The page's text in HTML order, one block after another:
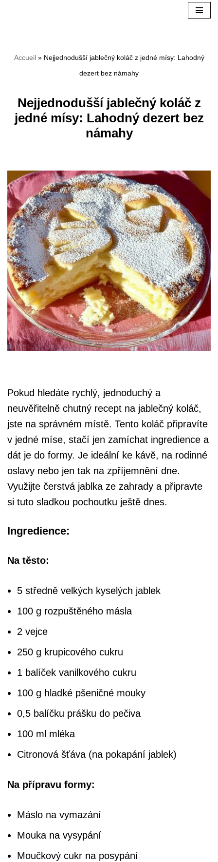
contenu
Accueil» Nejjednodušší jablečný koláč z jedné mísy: Lahodný
dezert bez námahy
Nejjednodušší jablečný koláč z
jedné mísy: Lahodný dezert bez
námahy
Pokud hledáte rychlý, jednoduchý a
neuvěřitelně chutný recept na jablečný koláč,
jste na správném místě. Tento koláč připravíte
v jedné míse, stačí jen zamíchat ingredience a
dát je do formy. Je ideální ke kávě, na rodinné
oslavy nebo jen tak na zpříjemnění dne.
Využijte čerstvá jablka ze zahrady a připravte
si tuto sladkou pochoutku ještě dnes.
Ingredience:
Na těsto:
5 středně velkých kyselých jablek
100 g rozpuštěného másla
2 vejce
250 g krupicového cukru
1 balíček vanilkového cukru
100 g hladké pšeničné mouky
0,5 balíčku prášku do pečiva
100 ml mléka
Citronová šťáva (na pokapání jablek)
Na přípravu formy:
Máslo na vymazání
Mouka na vysypání
Moučkový cukr na posypání